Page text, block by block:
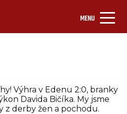
MENU
Výhra v Edenu 2:0, branky
Davida Bičíka. My jsme
z derby žen a pochodu.